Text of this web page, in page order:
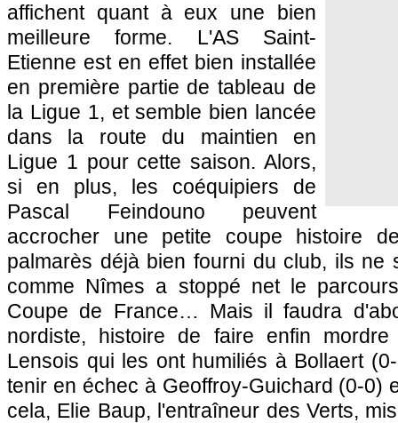
affichent quant à eux une bien
meilleure forme. L'AS Saint-
Etienne est en effet bien installée
en première partie de tableau de
la Ligue 1, et semble bien lancée
dans la route du maintien en
Ligue 1 pour cette saison. Alors,
si en plus, les coéquipiers de
Pascal Feindouno peuvent
accrocher une petite coupe histoire
palmarès déjà bien fourni du club, ils ne
comme Nîmes a stoppé net le
Coupe de France… Mais il faudra
nordiste, histoire de faire enfin
Lensois qui les ont humiliés à Bollaert
tenir en échec à Geoffroy-Guichard (0-0)
cela, Elie Baup, l'entraîneur des Verts,